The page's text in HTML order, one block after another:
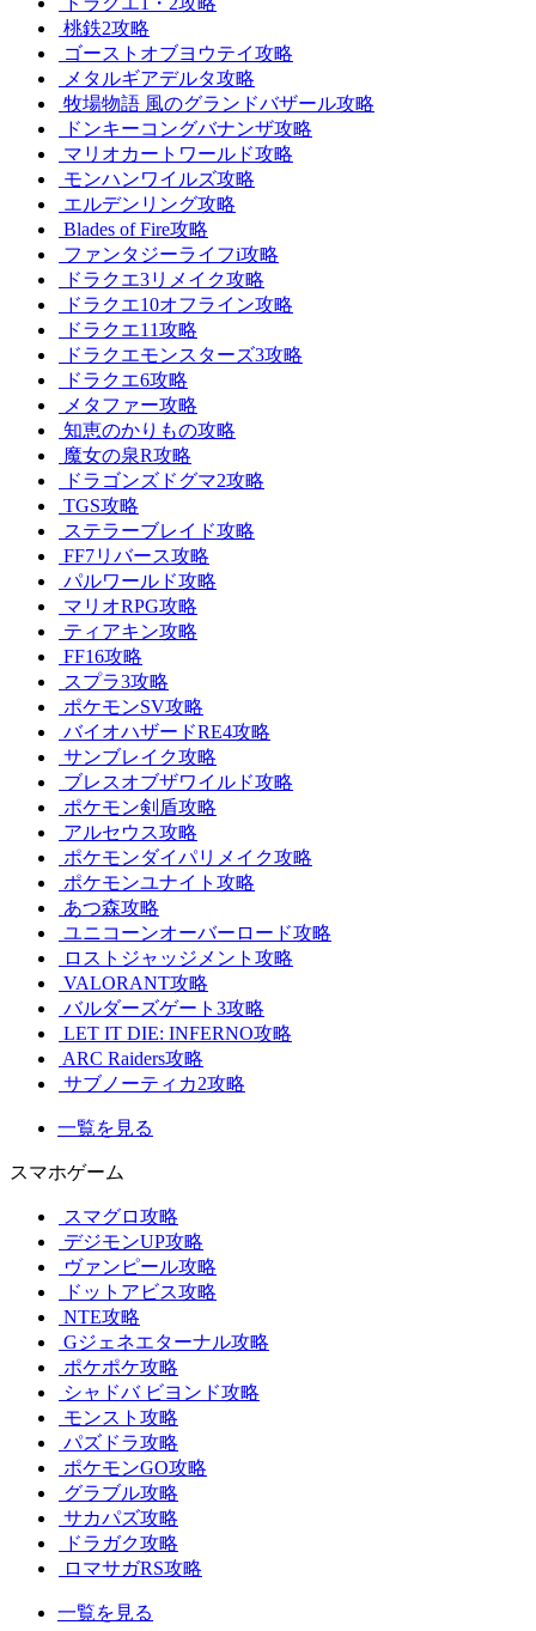
桃鉄2攻略
ゴーストオブヨウテイ攻略
メタルギアデルタ攻略
牧場物語 風のグランドバザール攻略
ドンキーコングバナンザ攻略
マリオカートワールド攻略
モンハンワイルズ攻略
エルデンリング攻略
Blades of Fire攻略
ファンタジーライフi攻略
ドラクエ3リメイク攻略
ドラクエ10オフライン攻略
ドラクエ11攻略
ドラクエモンスターズ3攻略
ドラクエ6攻略
メタファー攻略
知恵のかりもの攻略
魔女の泉R攻略
ドラゴンズドグマ2攻略
TGS攻略
ステラーブレイド攻略
FF7リバース攻略
パルワールド攻略
マリオRPG攻略
ティアキン攻略
FF16攻略
スプラ3攻略
ポケモンSV攻略
バイオハザードRE4攻略
サンブレイク攻略
ブレスオブザワイルド攻略
ポケモン剣盾攻略
アルセウス攻略
ポケモンダイパリメイク攻略
ポケモンユナイト攻略
あつ森攻略
ユニコーンオーバーロード攻略
ロストジャッジメント攻略
VALORANT攻略
バルダーズゲート3攻略
LET IT DIE: INFERNO攻略
ARC Raiders攻略
サブノーティカ2攻略
一覧を見る
スマホゲーム
スマグロ攻略
デジモンUP攻略
ヴァンピール攻略
ドットアビス攻略
NTE攻略
Gジェネエターナル攻略
ポケポケ攻略
シャドバ ビヨンド攻略
モンスト攻略
パズドラ攻略
ポケモンGO攻略
グラブル攻略
サカパズ攻略
ドラガク攻略
ロマサガRS攻略
一覧を見る